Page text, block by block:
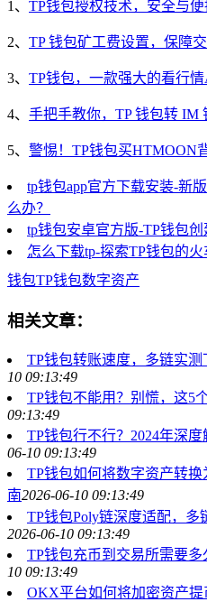
1、 TP钱包授权技术，安全与
2、 TP 钱包矿工费设置，保障
3、 TP钱包，一款强大的看行情
4、 手把手教你，TP 钱包转 IM
5、 警惕！TP钱包买HTMOON
tp钱包app官方下载安装-新
么办？
tp钱包安卓官方版-TP钱包
怎么下载tp-探索TP钱包的
钱包TP钱包数字资产
相关文章：
TP钱包转账速度，多链实
10 09:13:49
TP钱包不能用？别慌，这5
09:13:49
TP钱包行不行？2024年深度
06-10 09:13:49
TP钱包如何将数字资产转
南2026-06-10 09:13:49
TP钱包Poly链深度适配，
2026-06-10 09:13:49
TP钱包充币到交易所需要
10 09:13:49
OKX平台如何将加密资产